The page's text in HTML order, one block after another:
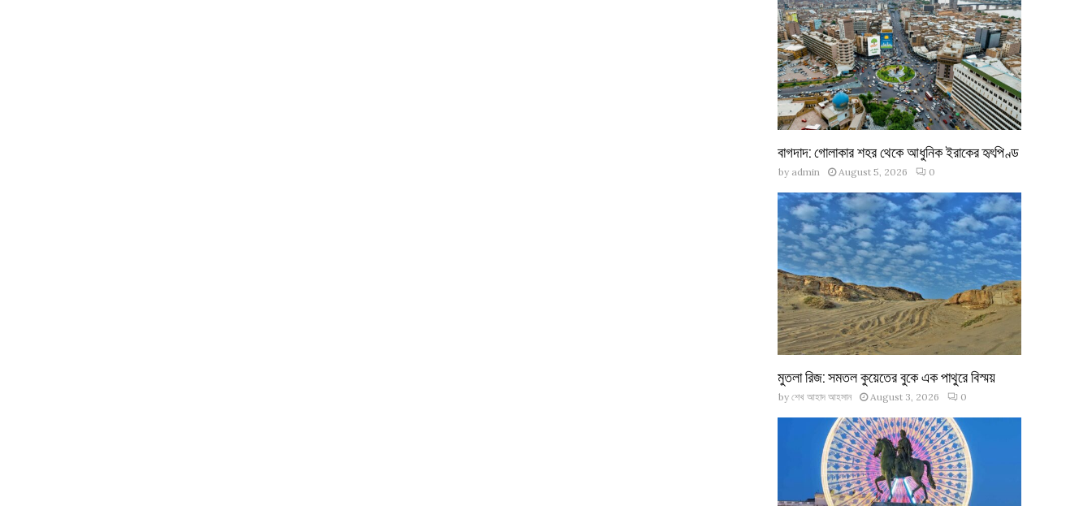
বাগদাদ: গোলাকার শহর থেকে আধুনিক ইরাকের হৃৎপিণ্ড
by admin August 5, 2026 0
মুতলা রিজ: সমতল কুয়েতের বুকে এক পাথুরে বিস্ময়
by শেখ আহাদ আহসান August 3, 2026 0